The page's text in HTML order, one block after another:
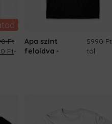
Ft
FtCurrent
-
Apa szint
feloldva
5990 Ft
tól